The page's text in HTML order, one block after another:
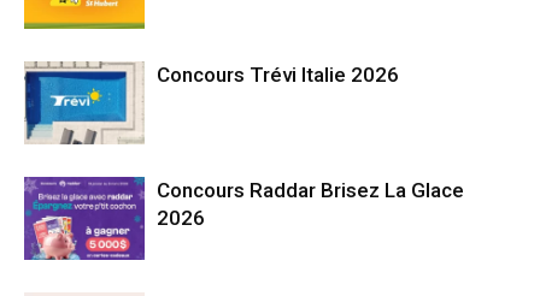
Concours Trévi Italie 2026
Concours Raddar Brisez La Glace
2026